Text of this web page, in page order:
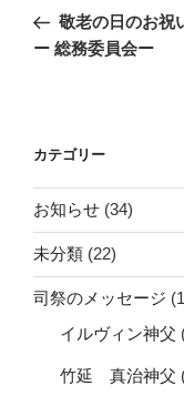
ナ
シ
ョ
ン
の
敬老の日のお祝
ー 総務委員会ー
カテゴリー
お知らせ (34)
未分類 (22)
司祭のメッセージ
イルヴィン神父
竹延 真治神父